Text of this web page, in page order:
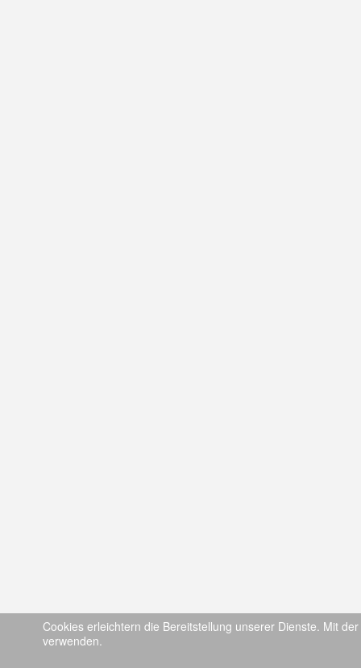
Cookies erleichtern die Bereitstellung unserer Dienste. Mit
verwenden.